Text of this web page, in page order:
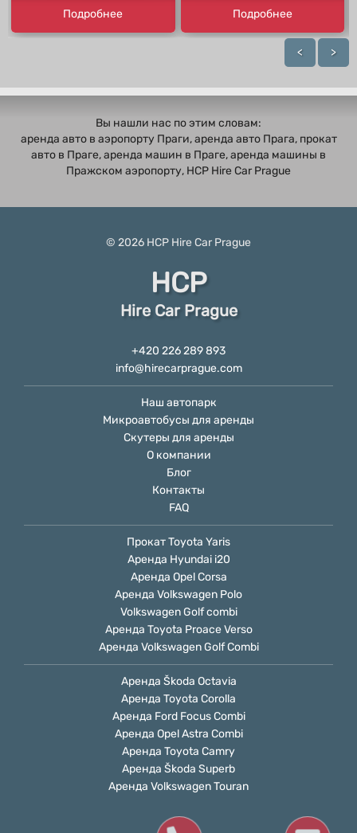
Подробнее
Подробнее
< >
Вы нашли нас по этим словам:
аренда авто в аэропорту Праги, аренда авто Прага, прокат
авто в Праге, аренда машин в Праге, аренда машины в
Пражском аэропорту, HCP Hire Car Prague
© 2026 HCP Hire Car Prague
HCP
Hire Car Prague
+420 226 289 893
info@hirecarprague.com
Наш автопарк
Микроавтобусы для аренды
Скутеры для аренды
О компании
Блог
Контакты
FAQ
Прокат Toyota Yaris
Аренда Hyundai i20
Аренда Opel Сorsa
Аренда Volkswagen Polo
Volkswagen Golf combi
Аренда Toyota Proace Verso
Аренда Volkswagen Golf Combi
Аренда Škoda Octavia
Аренда Toyota Corolla
Аренда Ford Focus Combi
Аренда Opel Astra Combi
Аренда Toyota Camry
Аренда Škoda Superb
Аренда Volkswagen Touran